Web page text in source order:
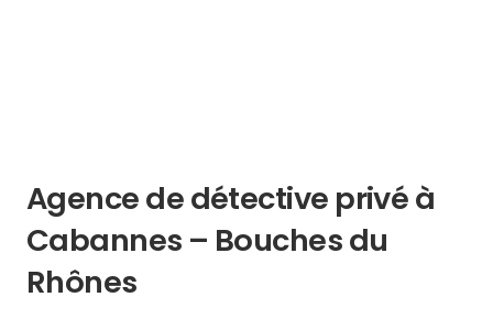
Agence de détective privé à
Cabannes – Bouches du
Rhônes